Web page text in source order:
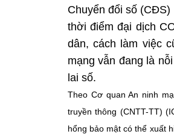
Chuyển đổi số
thời điểm đại dịch
dân, cách làm việc
mạng vẫn đang là
lai số.
Theo Cơ quan An ninh
truyền thông (CNTT-TT)
hổng bảo mật có thể xuất